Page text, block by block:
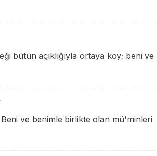
bütün açıklığıyla ortaya koy; beni ve
ve benimle birlikte olan mü'minleri